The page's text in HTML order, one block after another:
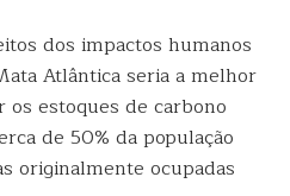
dos impactos humanos
Atlântica seria a melhor
estoques de carbono
de 50% da população
originalmente ocupadas